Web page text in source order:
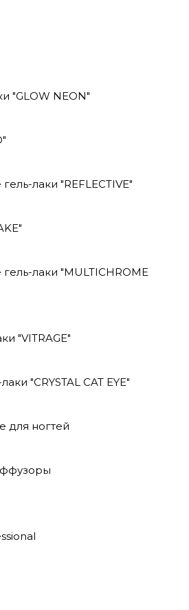
"GLOW NEON"
лаки "REFLECTIVE"
лаки "MULTICHROME
"VITRAGE"
"CRYSTAL CAT EYE"
для ногтей